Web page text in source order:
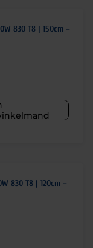
830 T8 | 150cm –
830 T8 | 120cm –